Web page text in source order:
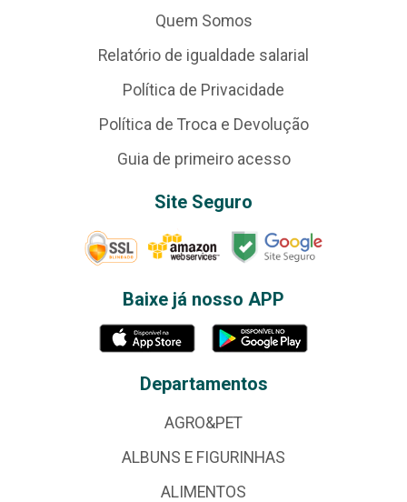
Quem Somos
Relatório de igualdade salarial
Política de Privacidade
Política de Troca e Devolução
Guia de primeiro acesso
Site Seguro
Baixe já nosso APP
Departamentos
AGRO&PET
ALBUNS E FIGURINHAS
ALIMENTOS